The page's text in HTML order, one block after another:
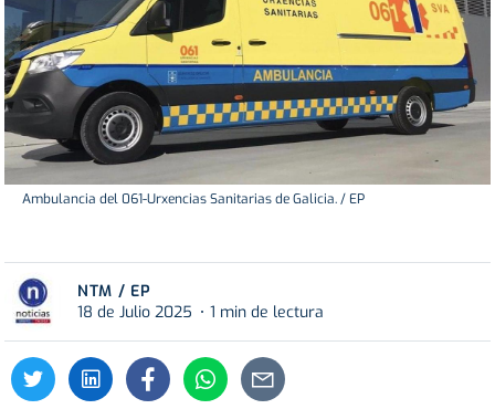
Ambulancia del 061-Urxencias Sanitarias de Galicia. / EP
NTM / EP
18 de Julio 2025
1 min de lectura